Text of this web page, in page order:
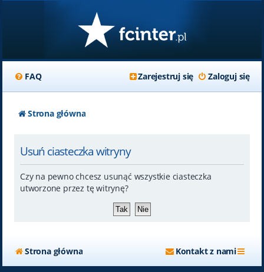
FAQ Zaloguj się
Zarejestruj się
Strona główna
Usuń ciasteczka witryny
Czy na pewno chcesz usunąć wszystkie ciasteczka
utworzone przez tę witrynę?
Strona główna Kontakt z nami